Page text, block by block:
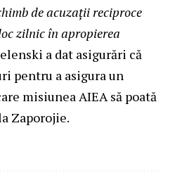
de acuzații reciproce
zilnic în apropierea
a dat asigurări că
pentru a asigura un
misiunea AIEA să poată
Zaporojie.